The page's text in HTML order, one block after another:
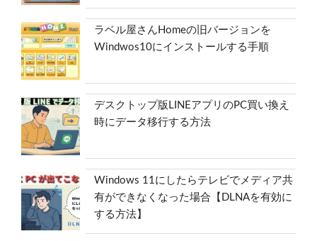
ラベル屋さんHomeの旧バージョンを
Windwos10にインストールする手順
デスクトップ版LINEアプリのPC買い換え
時にデータ移行する方法
Windows 11にしたらテレビでメディア共
有ができなくなった場合【DLNAを有効に
する方法】